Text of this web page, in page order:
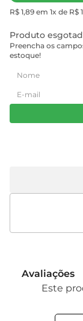
R$ 1,89 em 1x de
Produto
Preencha os
estoque!
Avaliações
Este